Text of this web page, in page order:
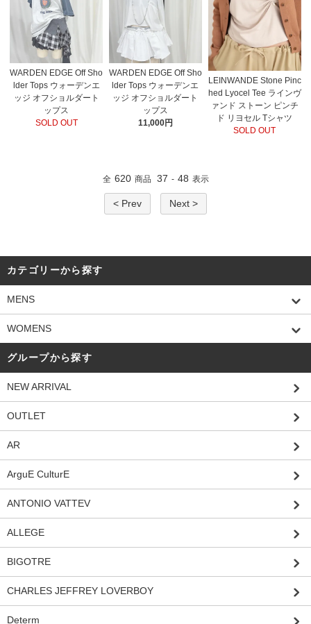
WARDEN EDGE Off Sho
lder Tops ウォーデンエ
ッジ オフショルダート
ップス
SOLD OUT
WARDEN EDGE Off Sho
lder Tops ウォーデンエ
ッジ オフショルダート
ップス
11,000円
LEINWANDE Stone Pinc
hed Lyocel Tee ラインヴ
ァンド ストーン ピンチ
ド リヨセル Tシャツ
SOLD OUT
全 620 商品 37 - 48 表示
< Prev Next >
カテゴリーから探す
MENS
WOMENS
グループから探す
NEW ARRIVAL
OUTLET
AR
ArguE CulturE
ANTONIO VATTEV
ALLEGE
BIGOTRE
CHARLES JEFFREY LOVERBOY
Determ